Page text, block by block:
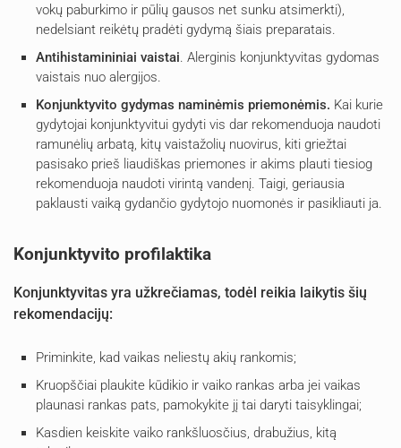
vokų paburkimo ir pūlių gausos net sunku atsimerkti),
nedelsiant reikėtų pradėti gydymą šiais preparatais.
Antihistamininiai vaistai. Alerginis konjunktyvitas gydomas
vaistais nuo alergijos.
Konjunktyvito gydymas naminėmis priemonėmis. Kai kurie
gydytojai konjunktyvitui gydyti vis dar rekomenduoja naudoti
ramunėlių arbatą, kitų vaistažolių nuovirus, kiti griežtai
pasisako prieš liaudiškas priemones ir akims plauti tiesiog
rekomenduoja naudoti virintą vandenį. Taigi, geriausia
paklausti vaiką gydančio gydytojo nuomonės ir pasikliauti ja.
Konjunktyvito profilaktika
Konjunktyvitas yra užkrečiamas, todėl reikia laikytis šių
rekomendacijų:
Priminkite, kad vaikas neliestų akių rankomis;
Kruopščiai plaukite kūdikio ir vaiko rankas arba jei vaikas
plaunasi rankas pats, pamokykite jį tai daryti taisyklingai;
Kasdien keiskite vaiko rankšluosčius, drabužius, kitą